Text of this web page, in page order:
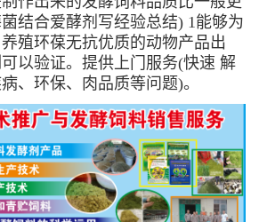
结合爱酵剂写经验总结) 1能够为
殖环葆无抗优质的动物产品出
以验证。提供上门服务(快速 解
、环保、肉品质等问题)。